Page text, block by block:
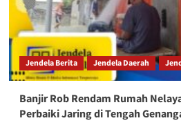
Jendela Berita Jendela Daerah
Banjir Rob Rendam Rumah
Perbaiki Jaring di Tengah